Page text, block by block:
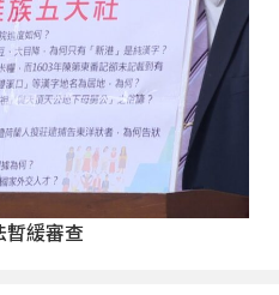
暫緩審查